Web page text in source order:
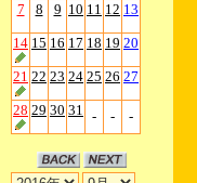
7 8 9 10 11 12 13
14 15 16 17 18 19 20
21 22 23 24 25 26 27
28 29 30 31 - - -